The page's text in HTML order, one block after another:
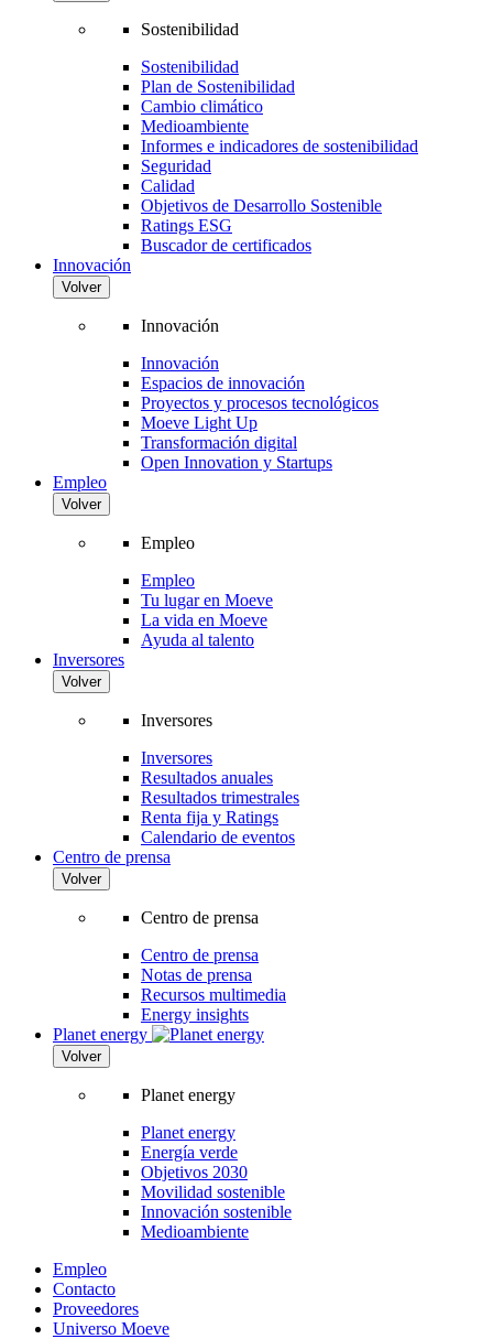
Sostenibilidad
Sostenibilidad
Plan de Sostenibilidad
Cambio climático
Medioambiente
Informes e indicadores de sostenibilidad
Seguridad
Calidad
Objetivos de Desarrollo Sostenible
Ratings ESG
Buscador de certificados
Innovación
Volver
Innovación
Innovación
Espacios de innovación
Proyectos y procesos tecnológicos
Moeve Light Up
Transformación digital
Open Innovation y Startups
Empleo
Volver
Empleo
Empleo
Tu lugar en Moeve
La vida en Moeve
Ayuda al talento
Inversores
Volver
Inversores
Inversores
Resultados anuales
Resultados trimestrales
Renta fija y Ratings
Calendario de eventos
Centro de prensa
Volver
Centro de prensa
Centro de prensa
Notas de prensa
Recursos multimedia
Energy insights
Planet energy
Volver
Planet energy
Planet energy
Energía verde
Objetivos 2030
Movilidad sostenible
Innovación sostenible
Medioambiente
Empleo
Contacto
Proveedores
Universo Moeve